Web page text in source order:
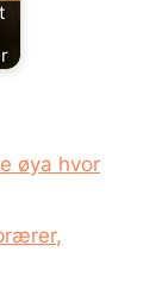
øya hvor